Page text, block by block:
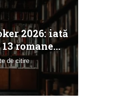
2026: iată
romane...
de citire